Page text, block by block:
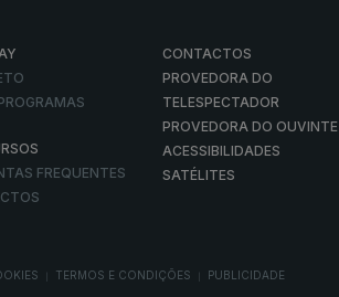
FREQUENTES
CONTACTOS
PROVEDORA DO
TELESPECTADOR
PROVEDORA DO OUVINTE
ACESSIBILIDADES
SATÉLITES
TERMOS E CONDIÇÕES PUBLICIDADE